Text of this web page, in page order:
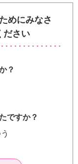
めにみなさ
ださい
？
ですか？